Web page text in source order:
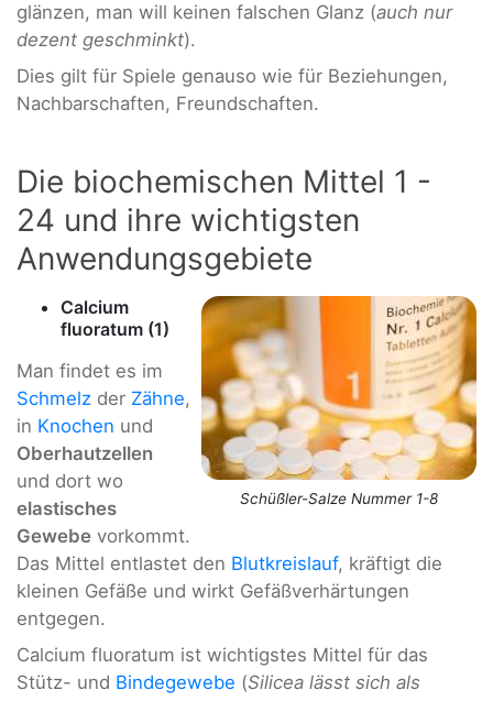
glänzen, man will keinen falschen Glanz (auch nur
dezent geschminkt).
Dies gilt für Spiele genauso wie für Beziehungen,
Nachbarschaften, Freundschaften.
Die biochemischen Mittel 1 -
24 und ihre wichtigsten
Anwendungsgebiete
Schüßler-Salze Nummer 1-8
Calcium
fluoratum (1)
Man findet es im
Schmelz der Zähne,
in Knochen und
Oberhautzellen
und dort wo
elastisches
Gewebe vorkommt.
Das Mittel entlastet den Blutkreislauf, kräftigt die
kleinen Gefäße und wirkt Gefäßverhärtungen
entgegen.
Calcium fluoratum ist wichtigstes Mittel für das
Stütz- und Bindegewebe (Silicea lässt sich als